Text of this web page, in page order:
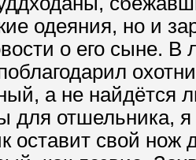
одеяния, но и
о его сыне.
а не найдётся
для отшельника,
оставит свой